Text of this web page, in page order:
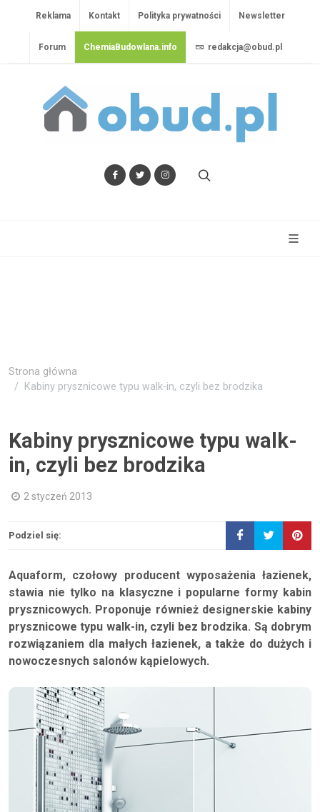
Reklama Kontakt Polityka prywatności Newsletter
Forum ChemiaBudowlana.info redakcja@obud.pl
Strona główna
Kabiny prysznicowe typu walk-in, czyli bez brodzika
Kabiny prysznicowe typu walk-
in, czyli bez brodzika
2 styczeń 2013
Podziel się:
Aquaform, czołowy producent wyposażenia łazienek,
stawia nie tylko na klasyczne i popularne formy kabin
prysznicowych. Proponuje również designerskie kabiny
prysznicowe typu walk-in, czyli bez brodzika. Są dobrym
rozwiązaniem dla małych łazienek, a także do dużych i
nowoczesnych salonów kąpielowych.